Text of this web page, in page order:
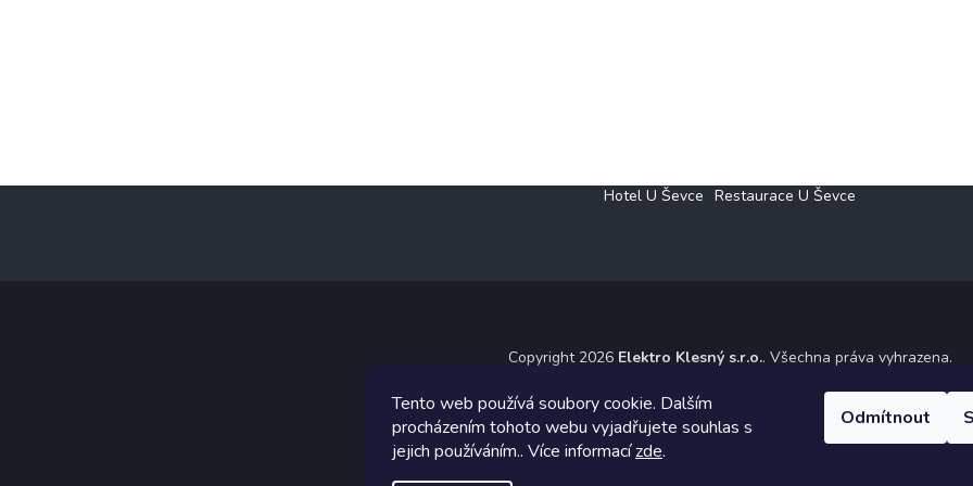
Tento web používá soubory cookie. Dalším
procházením tohoto webu vyjadřujete souhlas s
jejich používáním.. Více informacízde.
Odmítnout
Hotel U Ševce Restaurace U Ševce
Copyright 2026 Elektro Klesný s.r.o.. Všechna práva vyhrazena.
Tomáš Hlad&